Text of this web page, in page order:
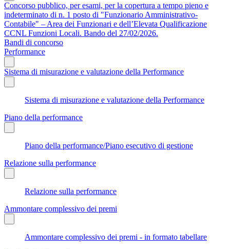
Concorso pubblico, per esami, per la copertura a tempo pieno e
indeterminato di n. 1 posto di "Funzionario Amministrativo-
Contabile" – Area dei Funzionari e dell’Elevata Qualificazione
CCNL Funzioni Locali. Bando del 27/02/2026.
Bandi di concorso
Performance
Sistema di misurazione e valutazione della Performance
Sistema di misurazione e valutazione della Performance
Piano della performance
Piano della performance/Piano esecutivo di gestione
Relazione sulla performance
Relazione sulla performance
Ammontare complessivo dei premi
Ammontare complessivo dei premi - in formato tabellare